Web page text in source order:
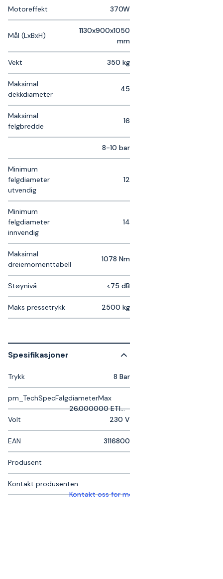
Motoreffekt 370W
Mål (LxBxH)
1130x900x1050
mm
Vekt 350 kg
Maksimal
dekkdiameter
45
Maksimal
felgbredde
16
8-10 bar
Minimum
felgdiameter
utvendig
12
Minimum
felgdiameter
innvendig
14
Maksimal
dreiemomenttabell
1078 Nm
Støynivå <75 dB
Maks pressetrykk 2500 kg
Spesifikasjoner
Trykk 8 Bar
pm_TechSpecFalgdiameterMax
26.000000 ETIM_EU000051
Volt
230 V
EAN 3116800
Produsent
Kontakt produsenten
Kontakt oss for mer informasjon